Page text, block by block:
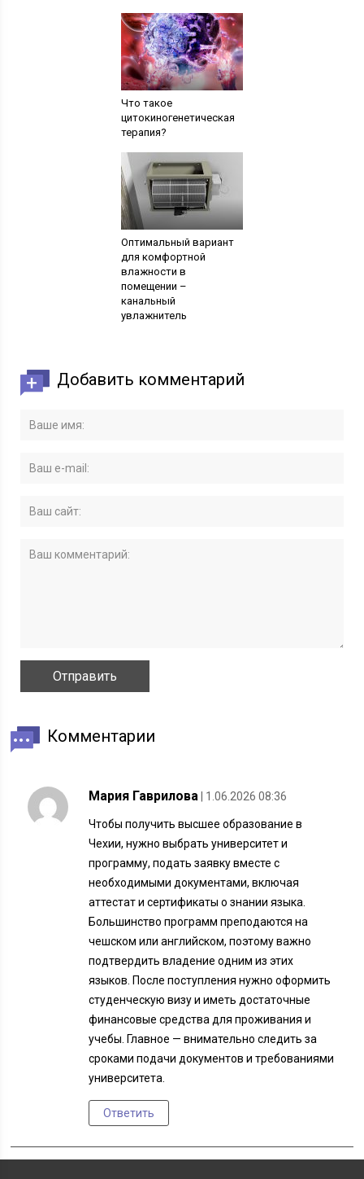
Что такое
цитокиногенетическая
терапия?
Оптимальный вариант
для комфортной
влажности в
помещении –
канальный
увлажнитель
Добавить комментарий
Комментарии
Мария Гаврилова | 1.06.2026 08:36
Чтобы получить высшее образование в
Чехии, нужно выбрать университет и
программу, подать заявку вместе с
необходимыми документами, включая
аттестат и сертификаты о знании языка.
Большинство программ преподаются на
чешском или английском, поэтому важно
подтвердить владение одним из этих
языков. После поступления нужно оформить
студенческую визу и иметь достаточные
финансовые средства для проживания и
учебы. Главное — внимательно следить за
сроками подачи документов и требованиями
университета.
Ответить